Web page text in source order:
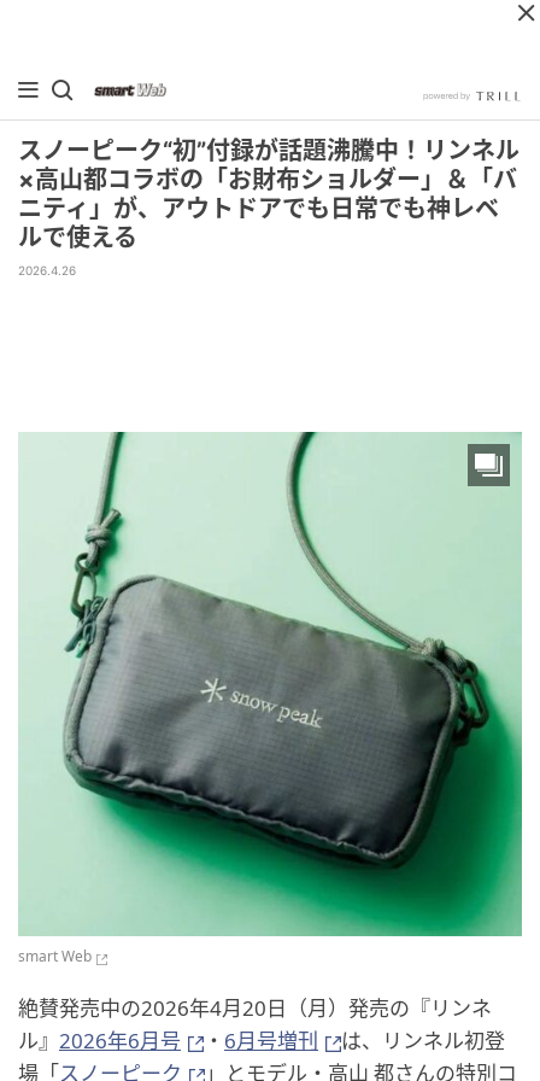
スノーピーク“初”付録が話題沸騰中！リンネル
×高山都コラボの「お財布ショルダー」＆「バ
ニティ」が、アウトドアでも日常でも神レベ
ルで使える
2026.4.26
smart Web
絶賛発売中の2026年4月20日（月）発売の『リンネ
ル』 2026年6月号 ・ 6月号増刊
は、リンネル初登
場「スノーピーク 」とモデル・高山 都さんの特別コ